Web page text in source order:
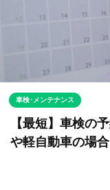
車検･メンテナンス
【最短】車検の
や軽自動車の場